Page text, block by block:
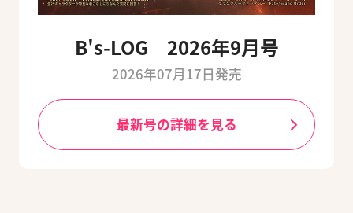
B's-LOG 2026年9月号
2026年07月17日発売
最新号の詳細を見る